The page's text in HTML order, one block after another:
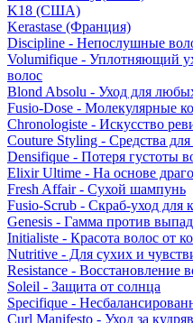
K18 (США)
Kerastase (Франция)
Discipline - Непослушные
Volumifique - Уплотняющий
волос
Blond Absolu - Уход для
Fusio-Dose - Молекулярные
Chronologiste - Искусство
Couture Styling - Средства
Densifique - Потеря густоты
Elixir Ultime - На основе
Fresh Affair - Сухой шампунь
Fusio-Scrub - Скраб-уход для
Genesis - Гамма против
Initialiste - Красота волос от
Nutritive - Для сухих и
Resistance - Восстановление
Soleil - Защита от солнца
Specifique -
Curl Manifesto - Уход за